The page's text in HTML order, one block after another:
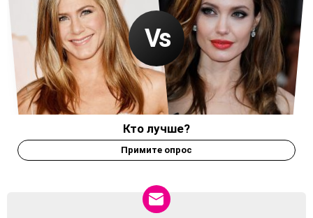
Кто лучше?
Примите опрос